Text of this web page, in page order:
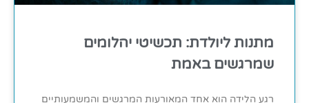
מתנות ליולדת: תכשיטי יהלומים
שמרגשים באמת
רגע הלידה הוא אחד המאורעות המרגשים והמשמעותיים